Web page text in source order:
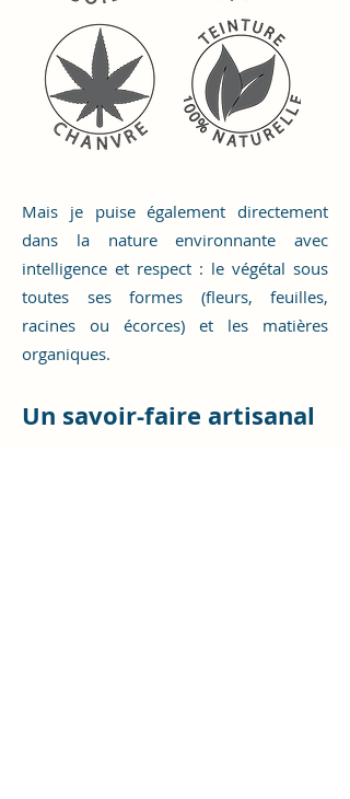
Mais je puise également directement
dans la nature environnante avec
intelligence et respect : le végétal sous
toutes ses formes (fleurs, feuilles,
racines ou écorces) et les matières
organiques.
Un savoir-faire artisanal